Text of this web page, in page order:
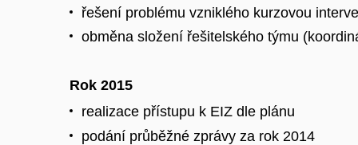
řešení problému vzniklého kurzovou
obměna složení řešitelského týmu
Rok 2015
realizace přístupu k EIZ dle plánu
podání průběžné zprávy za rok 2014